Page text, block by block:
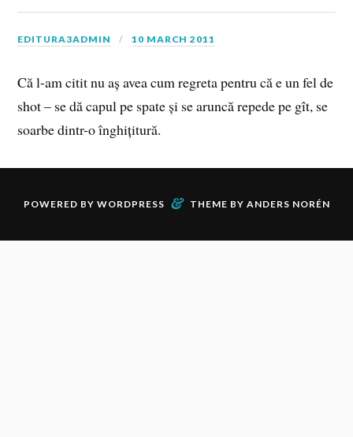
EDITURA3ADMIN 10 MARCH 2011
Că l-am citit nu aș avea cum regreta pentru că e un fel de
shot – se dă capul pe spate și se aruncă repede pe gît, se
soarbe dintr-o înghițitură.
POWERED BY WORDPRESS & THEME BY ANDERS NORÉN